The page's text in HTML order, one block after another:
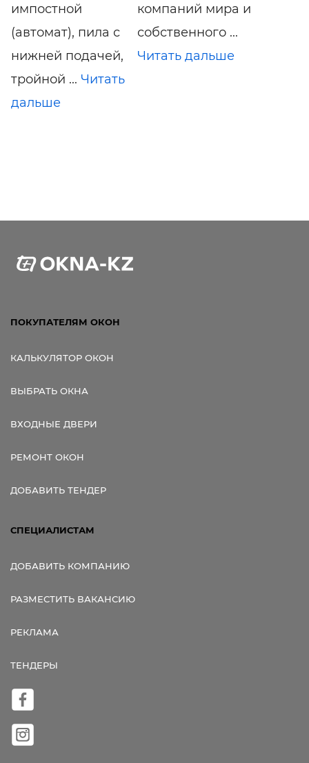
импостной
(автомат), пила с
нижней подачей,
тройной ... Читать
дальше
компаний мира и
собственного ...
Читать дальше
ПОКУПАТЕЛЯМ ОКОН
КАЛЬКУЛЯТОР ОКОН
ВЫБРАТЬ ОКНА
ВХОДНЫЕ ДВЕРИ
РЕМОНТ ОКОН
ДОБАВИТЬ ТЕНДЕР
СПЕЦИАЛИСТАМ
ДОБАВИТЬ КОМПАНИЮ
РАЗМЕСТИТЬ ВАКАНСИЮ
РЕКЛАМА
ТЕНДЕРЫ